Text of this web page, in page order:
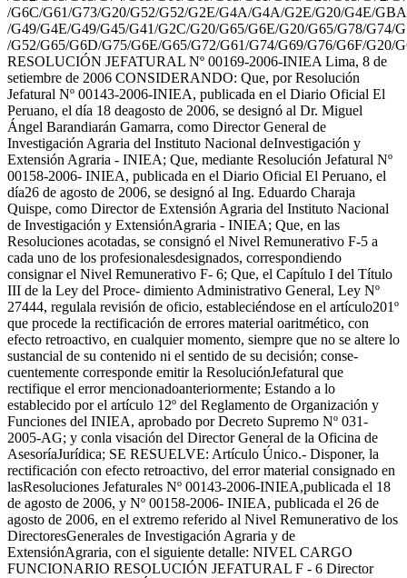
/G6C/G61/G73/G20/G52/G52/G2E/G4A/G4A/G2E/G20/G4E/
/G49/G4E/G49/G45/G41/G2C/G20/G65/G6E/G20/G65/G78/
/G52/G65/G6D/G75/G6E/G65/G72/G61/G74/G69/G76/G6F/G20/
RESOLUCIÓN JEFATURAL Nº 00169-2006-INIEA Lima, 8 de
setiembre de 2006 CONSIDERANDO: Que, por Resolución
Jefatural Nº 00143-2006-INIEA, publicada en el Diario Oficial El
Peruano, el día 18 deagosto de 2006, se designó al Dr. Miguel
Ángel Barandiarán Gamarra, como Director General de
Investigación Agraria del Instituto Nacional deInvestigación y
Extensión Agraria - INIEA; Que, mediante Resolución Jefatural Nº
00158-2006- INIEA, publicada en el Diario Oficial El Peruano, el
día26 de agosto de 2006, se designó al Ing. Eduardo Charaja
Quispe, como Director de Extensión Agraria del Instituto Nacional
de Investigación y ExtensiónAgraria - INIEA; Que, en las
Resoluciones acotadas, se consignó el Nivel Remunerativo F-5 a
cada uno de los profesionalesdesignados, correspondiendo
consignar el Nivel Remunerativo F- 6; Que, el Capítulo I del Título
III de la Ley del Proce- dimiento Administrativo General, Ley Nº
27444, regulala revisión de oficio, estableciéndose en el artículo201º
que procede la rectificación de errores material oaritmético, con
efecto retroactivo, en cualquier momento, siempre que no se altere lo
sustancial de su contenido ni el sentido de su decisión; conse-
cuentemente corresponde emitir la ResoluciónJefatural que
rectifique el error mencionadoanteriormente; Estando a lo
establecido por el artículo 12º del Reglamento de Organización y
Funciones del INIEA, aprobado por Decreto Supremo Nº 031-
2005-AG; y conla visación del Director General de la Oficina de
AsesoríaJurídica; SE RESUELVE: Artículo Único.- Disponer, la
rectificación con efecto retroactivo, del error material consignado en
lasResoluciones Jefaturales Nº 00143-2006-INIEA,publicada el 18
de agosto de 2006, y Nº 00158-2006- INIEA, publicada el 26 de
agosto de 2006, en el extremo referido al Nivel Remunerativo de los
DirectoresGenerales de Investigación Agraria y de
ExtensiónAgraria, con el siguiente detalle: NIVEL CARGO
FUNCIONARIO RESOLUCIÓN JEFATURAL F - 6 Director